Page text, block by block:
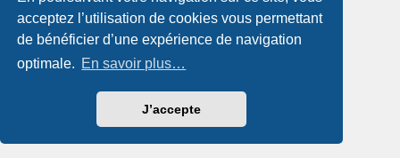
acceptez l’utilisation de cookies vous permettant
de bénéficier d’une expérience de navigation
optimale. En savoir plus…
J’accepte